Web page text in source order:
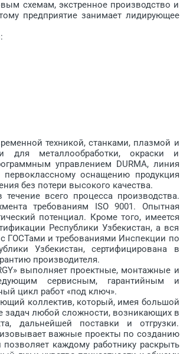
схемам, экст­ренное производство и
предприятие занимает лидирующее
техникой, станками, плазмой и
для металлообработки, окраски и
управлением DURMA, линия
оснащению продукция
без потери высокого качества.
всего процесса производства.
требованиям ISO 9001. Опытная
потенциал. Кроме того, имеется
Респуб­лики Узбекистан, а вся
с ГОСТами и требованиями Инспекции по
Узбекистан, сертифицирована в
производителя.
выполняет проектные, монтажные и
сервисным, гарантийным и
цикл работ «под ключ».
коллектив, который, имея большой
задач любой сложнос­ти, возникающих в
дальнейшей поставки и отгрузки.
важные проекты по созданию
каждому работнику раскрыть